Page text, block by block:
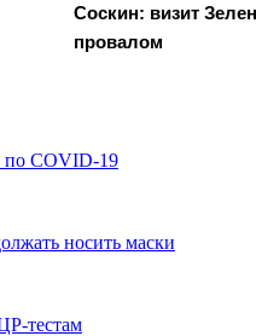
Соскин: визит
провалом
по COVID-19
носить маски
тестам